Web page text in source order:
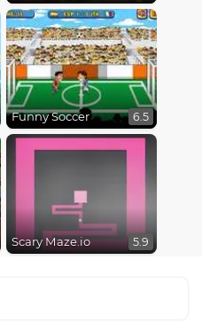
Funny Soccer 6.5
Scary Maze.io 5.9